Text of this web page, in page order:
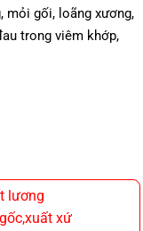
mỏi gối, loãng xương,
trong viêm khớp,
lương
xứ